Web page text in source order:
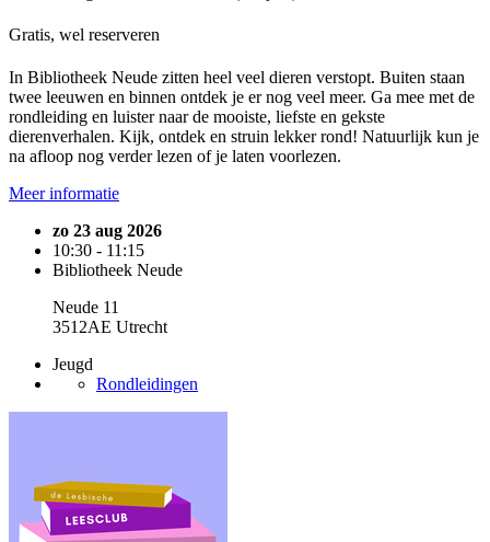
Gratis, wel reserveren
In Bibliotheek Neude zitten heel veel dieren verstopt. Buiten staan
twee leeuwen en binnen ontdek je er nog veel meer. Ga mee met de
rondleiding en luister naar de mooiste, liefste en gekste
dierenverhalen. Kijk, ontdek en struin lekker rond! Natuurlijk kun je
na afloop nog verder lezen of je laten voorlezen.
Meer informatie
zo 23 aug 2026
10:30 - 11:15
Bibliotheek Neude
Neude 11
3512AE Utrecht
Jeugd
Rondleidingen